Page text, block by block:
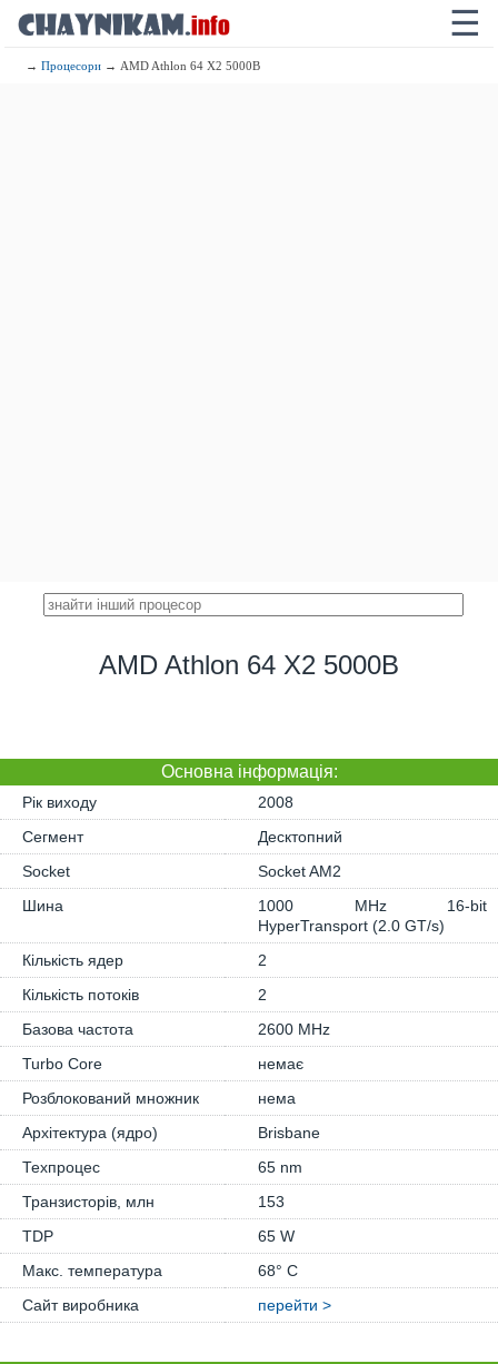
☰
→Процесори → AMD Athlon 64 X2 5000B
AMD Athlon 64 X2 5000B
Основна iнформація:
Рік виходу
2008
Сегмент
Десктопний
Socket
Socket AM2
Шина
1000 MHz 16-bit
HyperTransport (2.0 GT/s)
Кількість ядер
2
Кількість потоків
2
Базова частота
2600 MHz
Turbo Core
немає
Розблокований множник
нема
Архітектура (ядро)
Brisbane
Техпроцес
65 nm
Транзисторів, млн
153
TDP
65 W
Макс. температура
68° C
Сайт виробника
перейти >